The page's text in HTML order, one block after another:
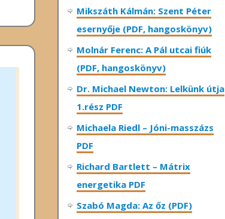
Mikszáth Kálmán: Szent Péter
esernyője (PDF, hangoskönyv)
Molnár Ferenc: A Pál utcai fiúk
(PDF, hangoskönyv)
Dr. Michael Newton: Lelkünk útja
1.rész PDF
Michaela Riedl – Jóni-masszázs
PDF
Richard Bartlett – Mátrix
energetika PDF
Szabó Magda: Az őz (PDF)